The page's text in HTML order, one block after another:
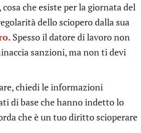
che esiste per la giornata del
dello sciopero dalla sua
Spesso il datore di lavoro non
sanzioni, ma non ti devi
chiedi le informazioni
di base che hanno indetto lo
che è un tuo diritto scioperare